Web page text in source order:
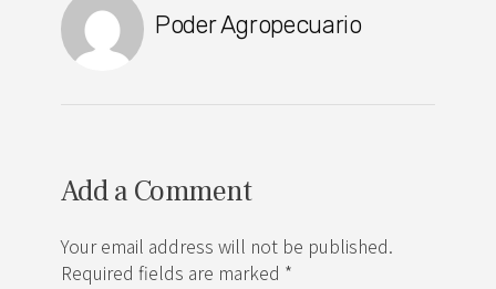
Poder Agropecuario
Add a Comment
Your email address will not be published.
Required fields are marked *